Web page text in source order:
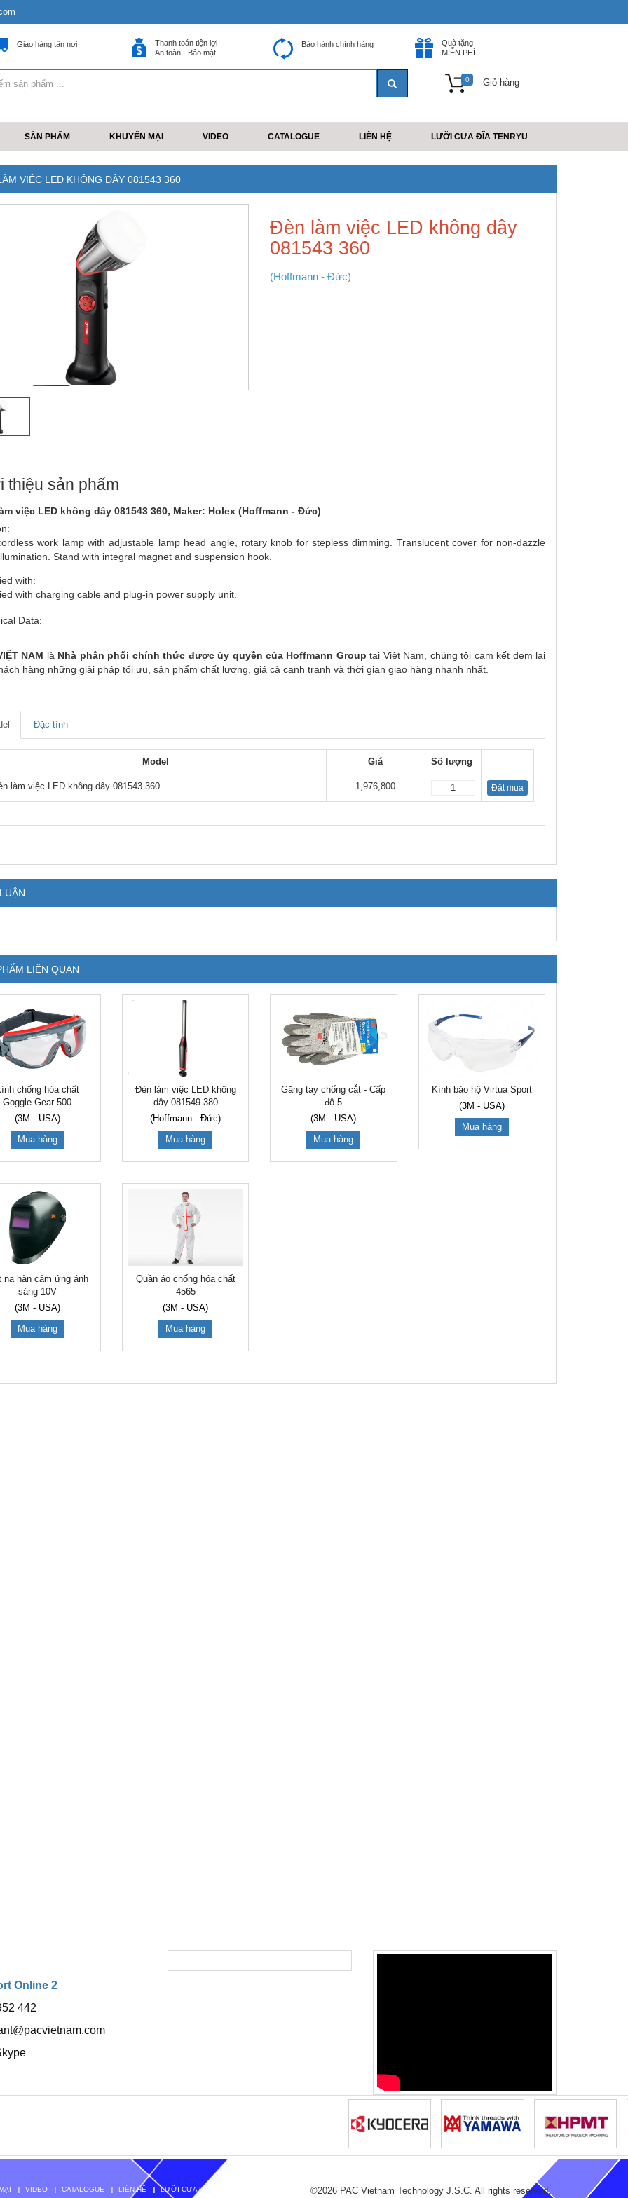
Giao hàng tận nơi
Thanh toán tiện lợi
An toàn - Bảo mật
Bảo hành chính hãng
Quà tặng
MIỄN PHÍ
0 Giỏ hàng
SẢN PHẨM KHUYẾN MẠI VIDEO CATALOGUE LIÊN HỆ LƯỠI CƯA ĐĨA TENRYU
VIỆC LED KHÔNG DÂY 081543 360
Đèn làm việc LED không dây
081543 360
(Hoffmann - Đức)
thiệu sản phẩm
việc LED không dây 081543 360, Maker: Holex (Hoffmann - Đức)
work lamp with adjustable lamp head angle, rotary knob for stepless dimming. Translucent cover for non-dazzle
Stand with integral magnet and suspension hook.
with:
with charging cable and plug-in power supply unit.
Data:
NAM là Nhà phân phối chính thức được ủy quyền của Hoffmann Group tại Việt Nam, chúng tôi cam kết đem lại
hàng những giải pháp tối ưu, sản phẩm chất lượng, giá cả cạnh tranh và thời gian giao hàng nhanh nhất.
Đặc tính
Model Giá Số lượng
làm việc LED không dây 081543 360 1,976,800 Đặt mua
LIÊN QUAN
chống hóa chất
Goggle Gear 500
(3M - USA)
Mua hàng
Đèn làm việc LED không
dây 081549 380
(Hoffmann - Đức)
Mua hàng
Găng tay chống cắt - Cấp
độ 5
(3M - USA)
Mua hàng
Kính bảo hộ Virtua Sport
(3M - USA)
Mua hàng
nạ hàn cảm ứng ánh
sáng 10V
(3M - USA)
Mua hàng
Quần áo chống hóa chất
4565
(3M - USA)
Mua hàng
Online 2
442
VIDEO CATALOGUE LIÊN HỆ LƯỠI CƯA ĐĨA TENRYU ©2026 PAC Vietnam Technology J.S.C. All rights reserved.